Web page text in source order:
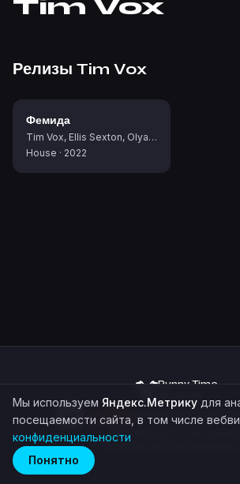
Tim Vox
Релизы Tim Vox
Фемида
Tim Vox, Ellis Sexton, Olya Milaxa
House · 2022
Bunny Time
©2026
Мы используем Яндекс.Метрику для
посещаемости сайта, в том числе
конфиденциальности
Понятно